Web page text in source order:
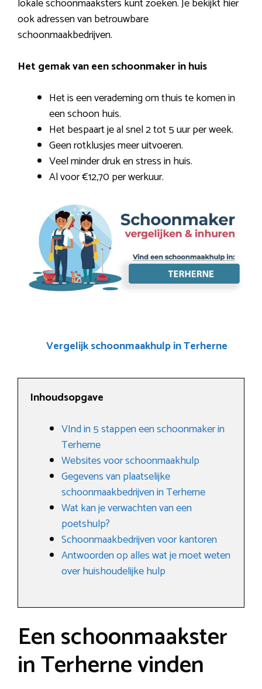
ook adressen van betrouwbare
schoonmaakbedrijven.
Het gemak van een schoonmaker in huis
Het is een verademing om thuis te komen in
een schoon huis.
Het bespaart je al snel 2 tot 5 uur per week.
Geen rotklusjes meer uitvoeren.
Veel minder druk en stress in huis.
Al voor €12,70 per werkuur.
Vergelijk schoonmaakhulp in Terherne
Inhoudsopgave
VInd in 5 stappen een schoonmaker in
Terherne
Websites voor schoonmaakhulp
Gegevens van plaatselijke
schoonmaakbedrijven in Terherne
Wat kan je verwachten van een
poetshulp?
Schoonmaakbedrijven voor kantoren
Antwoorden op alles wat je moet weten
over huishoudelijke hulp
Een schoonmaakster
in Terherne vinden